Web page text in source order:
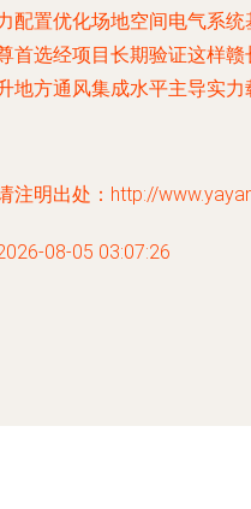
配置优化场地空间电气系
首选经项目长期验证这样
地方通风集成水平主导实
注明出处：http://
08-05 03:07:26